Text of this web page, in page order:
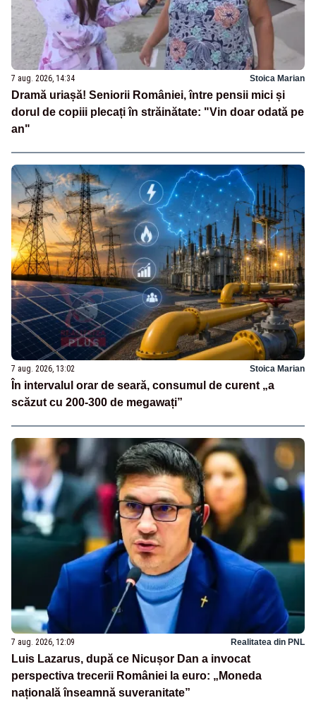
7 aug. 2026, 14:34 Stoica Marian
Dramă uriașă! Seniorii României, între pensii mici și
dorul de copiii plecați în străinătate: "Vin doar odată pe
an"
7 aug. 2026, 13:02 Stoica Marian
În intervalul orar de seară, consumul de curent „a
scăzut cu 200-300 de megawați”
7 aug. 2026, 12:09 Realitatea din PNL
Luis Lazarus, după ce Nicușor Dan a invocat
perspectiva trecerii României la euro: „Moneda
națională înseamnă suveranitate”